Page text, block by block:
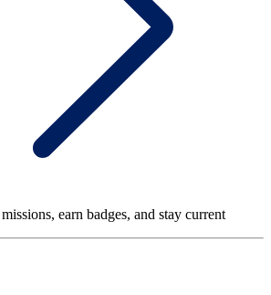
earn badges, and stay current